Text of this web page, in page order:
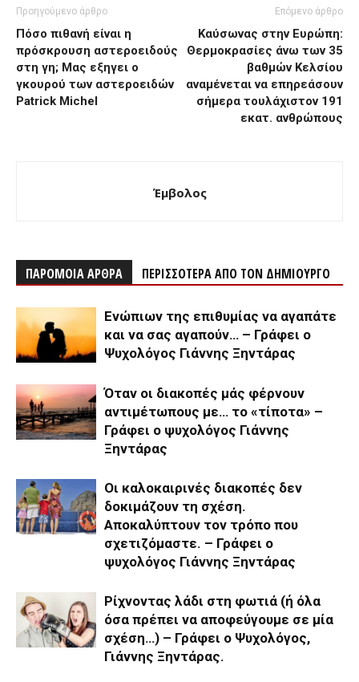
Προηγούμενο άρθρο
Πόσο πιθανή είναι η
πρόσκρουση αστεροειδούς
στη γη; Μας εξηγει ο
γκουρού των αστεροειδών
Patrick Michel
Επόμενο άρθρο
Καύσωνας στην Ευρώπη:
Θερμοκρασίες άνω των 35
βαθμών Κελσίου
αναμένεται να επηρεάσουν
σήμερα τουλάχιστον 191
εκατ. ανθρώπους
Έμβολος
ΠΑΡΟΜΟΙΑ ΑΡΘΡΑ ΠΕΡΙΣΣΟΤΕΡΑ ΑΠΟ ΤΟΝ ΔΗΜΙΟΥΡΓΟ
Ενώπιων της επιθυμίας να αγαπάτε
και να σας αγαπούν… – Γράφει ο
Ψυχολόγος Γιάννης Ξηντάρας
Όταν οι διακοπές μάς φέρνουν
αντιμέτωπους με… το «τίποτα» –
Γράφει ο ψυχολόγος Γιάννης
Ξηντάρας
Οι καλοκαιρινές διακοπές δεν
δοκιμάζουν τη σχέση.
Αποκαλύπτουν τον τρόπο που
σχετιζόμαστε. – Γράφει ο
ψυχολόγος Γιάννης Ξηντάρας
Ρίχνοντας λάδι στη φωτιά (ή όλα
όσα πρέπει να αποφεύγουμε σε μία
σχέση…) – Γράφει ο Ψυχολόγος,
Γιάννης Ξηντάρας.